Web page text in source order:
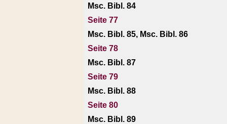
Msc. Bibl. 84
Seite 77
Msc. Bibl. 85, Msc. Bibl. 86
Seite 78
Msc. Bibl. 87
Seite 79
Msc. Bibl. 88
Seite 80
Msc. Bibl. 89